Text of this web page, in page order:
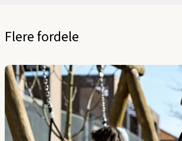
Flere fordele